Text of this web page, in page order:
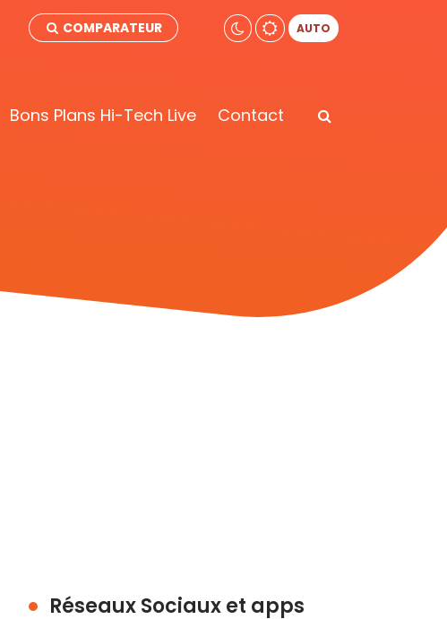
COMPARATEUR AUTO
Bons Plans Hi-Tech Live Contact
Réseaux Sociaux et apps